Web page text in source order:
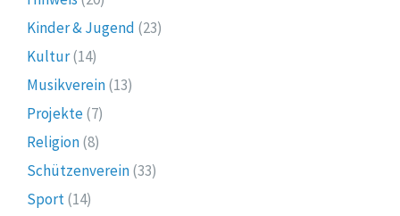
Kinder & Jugend (23)
Kultur(14)
Musikverein(13)
Projekte(7)
Religion(8)
Schützenverein(33)
Sport(14)